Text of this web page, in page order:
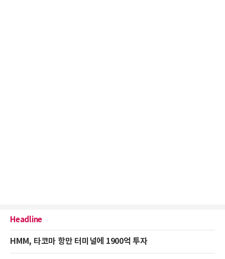
Headline
HMM, 타코마 항만 터미널에 1900억 투자